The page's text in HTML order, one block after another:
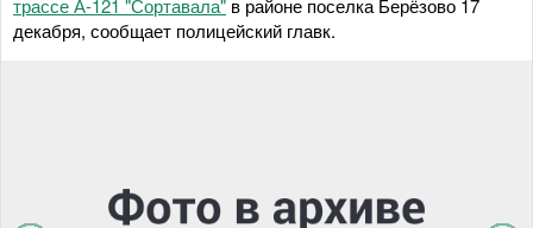
трассе А-121 "Сортавала" в районе поселка Берёзово 17
декабря, сообщает полицейский главк.